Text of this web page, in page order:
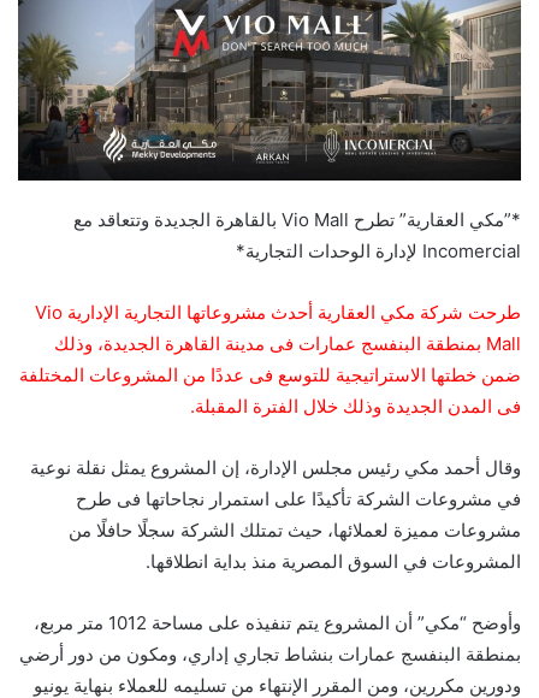
*”مكي العقارية” تطرح Vio Mall بالقاهرة الجديدة وتتعاقد مع
Incomercial لإدارة الوحدات التجارية*
طرحت شركة مكي العقارية أحدث مشروعاتها التجارية الإدارية Vio
Mall بمنطقة البنفسج عمارات فى مدينة القاهرة الجديدة، وذلك
ضمن خطتها الاستراتيجية للتوسع فى عددًا من المشروعات المختلفة
فى المدن الجديدة وذلك خلال الفترة المقبلة.
وقال أحمد مكي رئيس مجلس الإدارة، إن المشروع يمثل نقلة نوعية
في مشروعات الشركة تأكيدًا على استمرار نجاحاتها فى طرح
مشروعات مميزة لعملائها، حيث تمتلك الشركة سجلًا حافلًا من
المشروعات في السوق المصرية منذ بداية انطلاقها.
وأوضح “مكي” أن المشروع يتم تنفيذه على مساحة 1012 متر مربع،
بمنطقة البنفسج عمارات بنشاط تجاري إداري، ومكون من دور أرضي
ودورين مكررين، ومن المقرر الإنتهاء من تسليمه للعملاء بنهاية يونيو